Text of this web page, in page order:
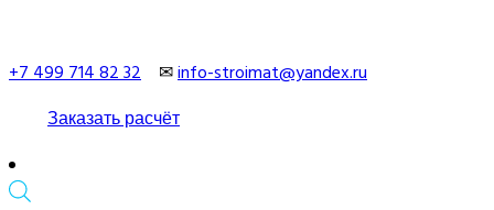
+7 499 714 82 32 ✉info-stroimat@yandex.ru
Заказать расчёт